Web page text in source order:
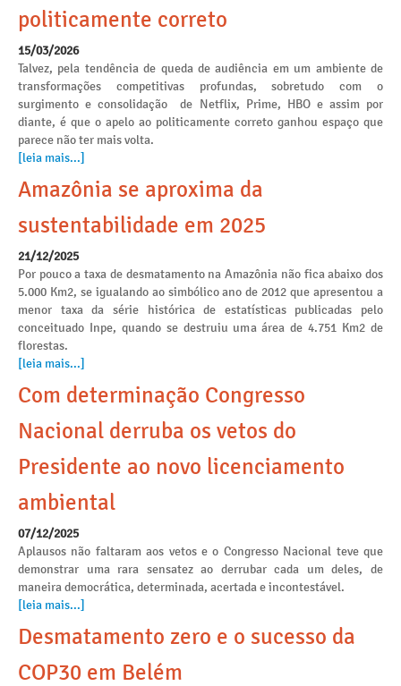
politicamente correto
15/03/2026
Talvez, pela tendência de queda de audiência em um ambiente de
transformações competitivas profundas, sobretudo com o
surgimento e consolidação de Netflix, Prime, HBO e assim por
diante, é que o apelo ao politicamente correto ganhou espaço que
parece não ter mais volta.
[leia mais...]
Amazônia se aproxima da
sustentabilidade em 2025
21/12/2025
Por pouco a taxa de desmatamento na Amazônia não fica abaixo dos
5.000 Km2, se igualando ao simbólico ano de 2012 que apresentou a
menor taxa da série histórica de estatísticas publicadas pelo
conceituado Inpe, quando se destruiu uma área de 4.751 Km2 de
florestas.
[leia mais...]
Com determinação Congresso
Nacional derruba os vetos do
Presidente ao novo licenciamento
ambiental
07/12/2025
Aplausos não faltaram aos vetos e o Congresso Nacional teve que
demonstrar uma rara sensatez ao derrubar cada um deles, de
maneira democrática, determinada, acertada e incontestável.
[leia mais...]
Desmatamento zero e o sucesso da
COP30 em Belém